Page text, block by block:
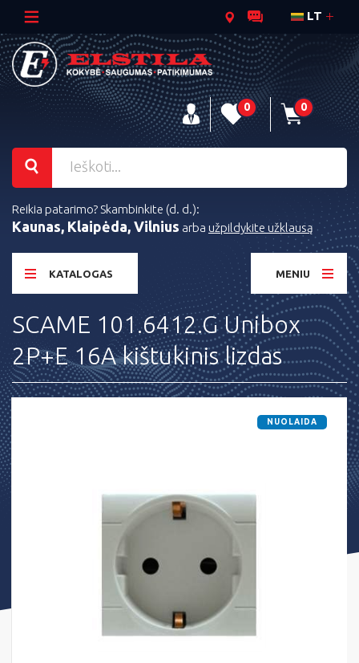
LT
0 0
Reikia patarimo? Skambinkite (d. d.):
Kaunas, Klaipėda, Vilnius arba užpildykite užklausą
KATALOGAS MENIU
SCAME 101.6412.G Unibox
2P+E 16A kištukinis lizdas
NUOLAIDA